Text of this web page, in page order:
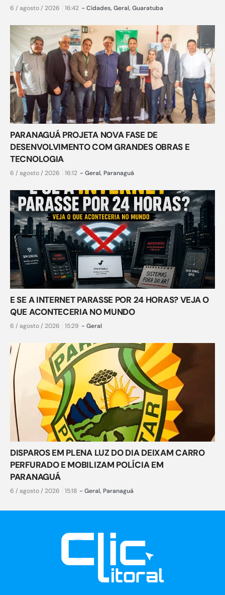
6 / agosto / 2026 16:42 - Cidades, Geral, Guaratuba
PARANAGUÁ PROJETA NOVA FASE DE
DESENVOLVIMENTO COM GRANDES OBRAS E
TECNOLOGIA
6 / agosto / 2026 16:12 - Geral, Paranaguá
E SE A INTERNET PARASSE POR 24 HORAS? VEJA O
QUE ACONTECERIA NO MUNDO
6 / agosto / 2026 15:29 - Geral
DISPAROS EM PLENA LUZ DO DIA DEIXAM CARRO
PERFURADO E MOBILIZAM POLÍCIA EM
PARANAGUÁ
6 / agosto / 2026 15:18 - Geral, Paranaguá